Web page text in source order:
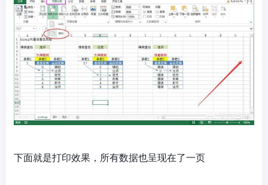
下面就是打印效果，所有数据也呈现在了一页